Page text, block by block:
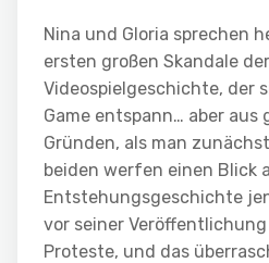
Nina und Gloria sprechen
ersten großen Skandale der
Videospielgeschichte, der
Game entspann… aber aus
Gründen, als man
beiden werfen einen Blick
Entstehungsgeschichte
vor seiner
Proteste, und das